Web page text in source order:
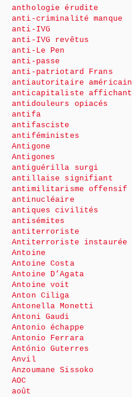
anthologie érudite
anti-criminalité manque
anti-IVG
anti-IVG revêtus
anti-Le Pen
anti-passe
anti-patriotard Frans
antiautoritaire américain
anticapitaliste affichant
antidouleurs opiacés
antifa
antifasciste
antiféministes
Antigone
Antigones
antiguérilla surgi
antillaise signifiant
antimilitarisme offensif
antinucléaire
antiques civilités
antisémites
antiterroriste
Antiterroriste instaurée
Antoine
Antoine Costa
Antoine D’Agata
Antoine voit
Anton Ciliga
Antonella Monetti
Antoni Gaudi
Antonio échappe
Antonio Ferrara
António Guterres
Anvil
Anzoumane Sissoko
AOC
août